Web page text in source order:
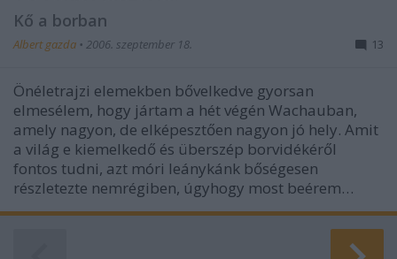
Kő a borban
Albert gazda • 2006. szeptember 18. 13
Önéletrajzi elemekben bővelkedve gyorsan
elmesélem, hogy jártam a hét végén Wachauban,
amely nagyon, de elképesztően nagyon jó hely. Amit
a világ e kiemelkedő és überszép borvidékéről
fontos tudni, azt móri leánykánk bőségesen
részletezte nemrégiben, úgyhogy most beérem…